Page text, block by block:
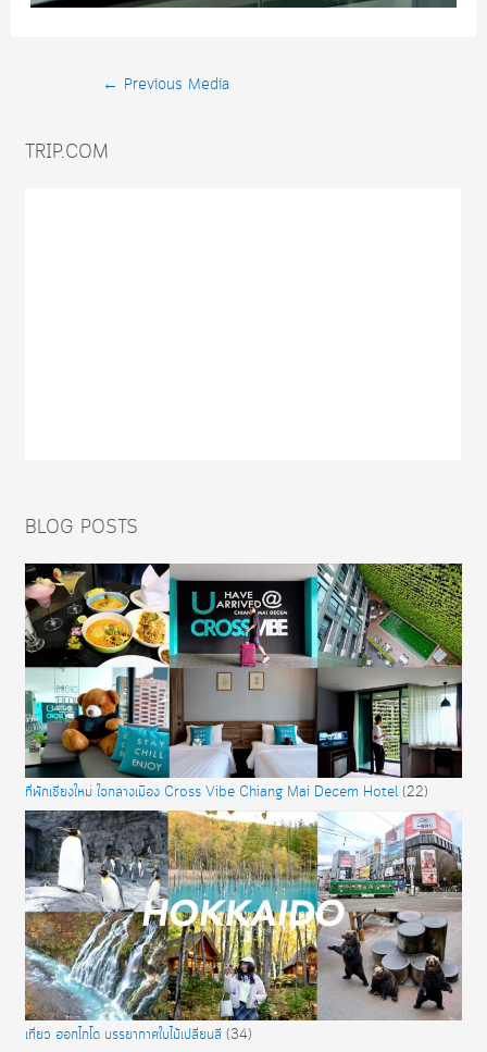
Post← Previous Media
TRIP.COM
BLOG POSTS
ที่พักเชียงใหม่ ใจกลางเมือง Cross Vibe Chiang Mai Decem Hotel (22)
เที่ยว ฮอกไกโด บรรยากาศใบไม้เปลี่ยนสี (34)